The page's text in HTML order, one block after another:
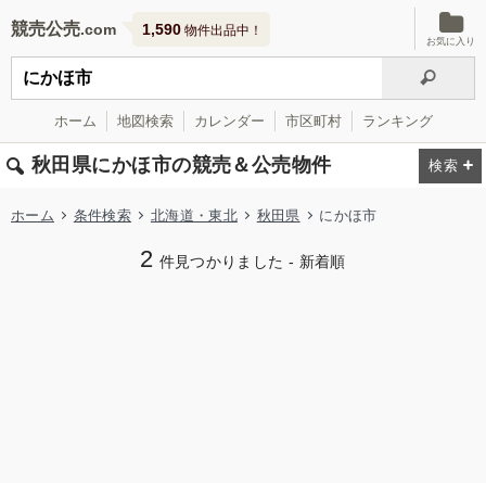
競売公売 1,590 物件出品中！
お気に入り
ホーム 地図検索 カレンダー 市区町村 ランキング
秋田県にかほ市の競売＆公売物件
ホーム 条件検索 北海道・東北 秋田県 にかほ市
2 件見つかりました - 新着順